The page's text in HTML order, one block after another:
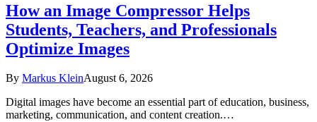
How an Image Compressor Helps
Students, Teachers, and Professionals
Optimize Images
By Markus KleinAugust 6, 2026
Digital images have become an essential part of education, business,
marketing, communication, and content creation.…